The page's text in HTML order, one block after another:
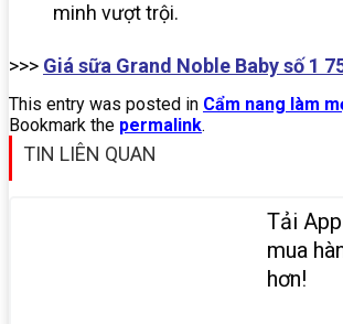
minh vượt trội.
>>> Giá sữa Grand Noble Baby số 1
This entry was posted in Cẩm nang làm
Bookmark the permalink.
TIN LIÊN QUAN
Tải
mua
hơn!